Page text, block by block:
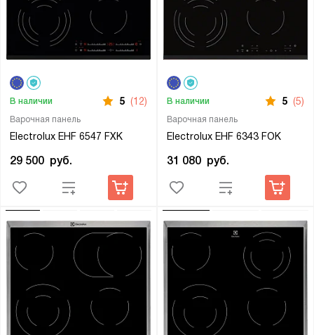
Варочная панель
Electrolux EHF 6547 FXK
В наличии 5 (12)
29 500 руб.
Варочная панель
Electrolux EHF 6343 FOK
В наличии 5 (5)
31 080 руб.